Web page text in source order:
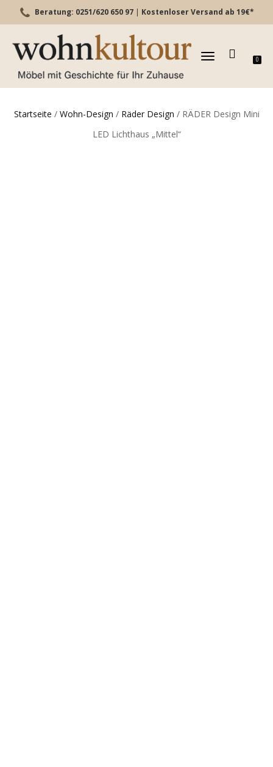
Beratung: 0251/620 650 97 | Kostenloser Versand ab 19€*
TOGGLE
0
Startseite / Wohn-Design / Räder Design / RÄDER Design Mini
LED Lichthaus „Mittel“